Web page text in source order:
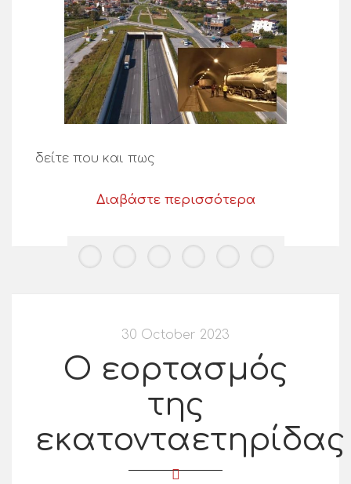
δείτε που και πως
Διαβάστε περισσότερα
30 October 2023
Ο εορτασμός
της
εκατονταετηρίδας